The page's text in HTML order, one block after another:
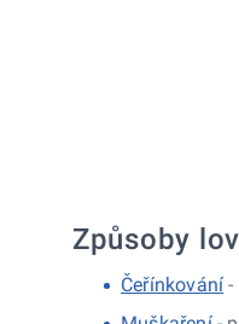
Způsoby
Čeřínkování -